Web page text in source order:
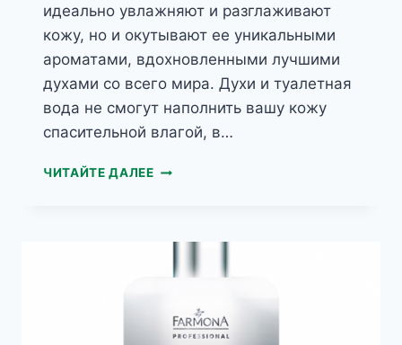
идеально увлажняют и разглаживают
кожу, но и окутывают ее уникальными
ароматами, вдохновленными лучшими
духами со всего мира. Духи и туалетная
вода не смогут наполнить вашу кожу
спасительной влагой, в…
ЧИТАЙТЕ ДАЛЕЕPERFUME
ДЛЯ
GOLD